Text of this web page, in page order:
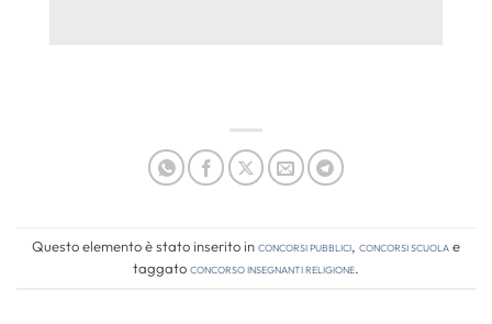
Questo elemento è stato inserito inConcorsi pubblici, Concorsi Scuolae
taggatoconcorso insegnanti religione.